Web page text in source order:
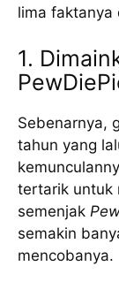
lima faktanya
1.
Sebenarnya,
tahun yang
tertarik untuk
semenjak
semakin
mencobanya.